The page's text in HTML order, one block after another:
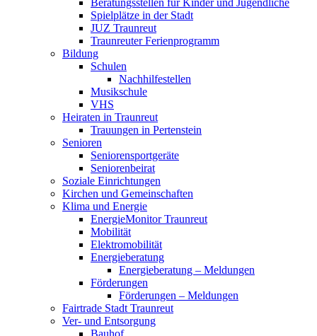
Beratungsstellen für Kinder und Jugendliche
Spielplätze in der Stadt
JUZ Traunreut
Traunreuter Ferienprogramm
Bildung
Schulen
Nachhilfestellen
Musikschule
VHS
Heiraten in Traunreut
Trauungen in Pertenstein
Senioren
Seniorensportgeräte
Seniorenbeirat
Soziale Einrichtungen
Kirchen und Gemeinschaften
Klima und Energie
EnergieMonitor Traunreut
Mobilität
Elektromobilität
Energieberatung
Energieberatung – Meldungen
Förderungen
Förderungen – Meldungen
Fairtrade Stadt Traunreut
Ver- und Entsorgung
Bauhof